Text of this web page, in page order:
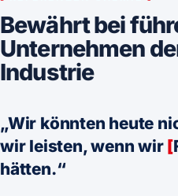
Bewährt bei
Unternehmen
Industrie
„Wir könnten heute
wir leisten, wenn wir [
hätten.“